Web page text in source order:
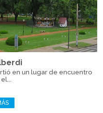
en un lugar de encuentro